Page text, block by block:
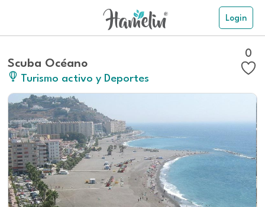
Login
Scuba Océano
Turismo activo y Deportes
0